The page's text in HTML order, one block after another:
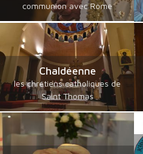
communion avec Rome
Chaldéenne
les chrétiens catholiques de
Saint Thomas